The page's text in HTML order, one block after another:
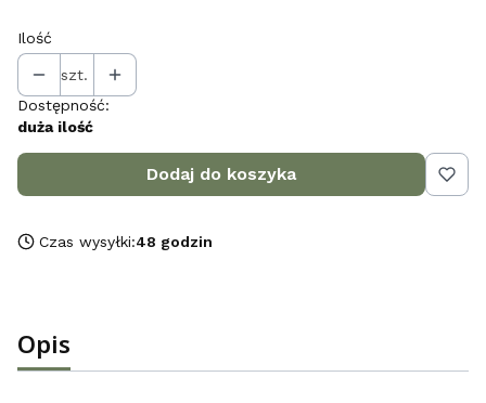
Ilość
szt.
Dostępność:
duża ilość
Dodaj do koszyka
Czas wysyłki:48 godzin
Opis